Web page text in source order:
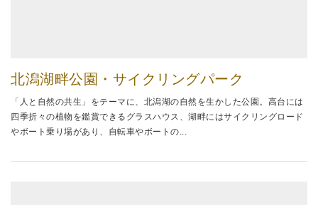
北潟湖畔公園・サイクリングパーク
「人と自然の共生」をテーマに、北潟湖の自然を生かした公園。高台には
四季折々の植物を鑑賞できるグラスハウス、湖畔にはサイクリングロード
やボート乗り場があり、自転車やボートの...